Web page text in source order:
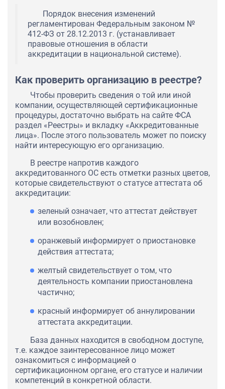
Порядок внесения изменений
регламентирован Федеральным законом №
412-ФЗ от 28.12.2013 г. (устанавливает
правовые отношения в области
аккредитации в национальной системе).
Как проверить организацию в реестре?
Чтобы проверить сведения о той или иной
компании, осуществляющей сертификационные
процедуры, достаточно выбрать на сайте ФСА
раздел «Реестры» и вкладку «Аккредитованные
лица». После этого пользователь может по поиску
найти интересующую его организацию.
В реестре напротив каждого
аккредитованного ОС есть отметки разных цветов,
которые свидетельствуют о статусе аттестата об
аккредитации:
зеленый означает, что аттестат действует
или возобновлен;
оранжевый информирует о приостановке
действия аттестата;
желтый свидетельствует о том, что
деятельность компании приостановлена
частично;
красный информирует об аннулировании
аттестата аккредитации.
База данных находится в свободном доступе,
т.е. каждое заинтересованное лицо может
ознакомиться с информацией о
сертификационном органе, его статусе и наличии
компетенций в конкретной области.